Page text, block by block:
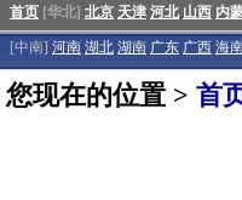
首页 [华北] 北京 天津 河北 山西 内
[中南] 河南 湖北 湖南 广东 广西 海
您现在的位置 > 首